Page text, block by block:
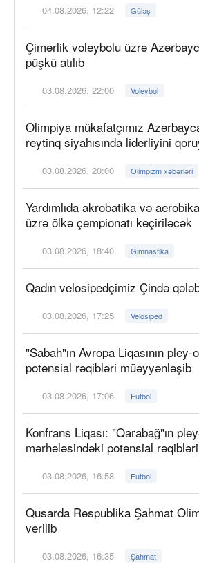
04.08.2026, 12:22 Güləş
Çimərlik voleybolu üzrə
püşkü atılıb
03.08.2026, 22:00 Voleybol
Olimpiya mükafatçımız
reytinq siyahısında liderliyini
03.08.2026, 20:00 Olimpizm xəbərləri
Yardımlıda akrobatika və
üzrə ölkə çempionatı keçiriləcək
03.08.2026, 18:40 Gimnastika
Qadın velosipedçimiz Çində
03.08.2026, 17:25 Velosiped
"Sabah"ın Avropa Liqasının
potensial rəqibləri müəyyənləşib
03.08.2026, 17:06 Futbol
Konfrans Liqası: "Qarabağ"ın
mərhələsindəki potensial
03.08.2026, 16:58 Futbol
Qusarda Respublika Şahmat
verilib
03.08.2026, 16:35 Şahmat